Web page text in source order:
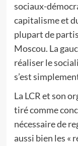
sociaux-
capitalisme et
plupart de
Moscou. La
réaliser le
s’est
La LCR et son
tiré comme
nécessaire de
aussi bien les «